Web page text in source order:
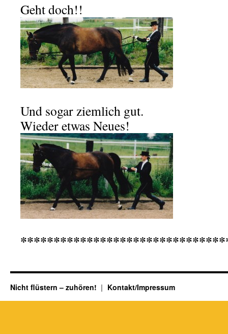
Geht doch!!
Und sogar ziemlich gut.
Wieder etwas Neues!
Nicht flüstern – zuhören! Kontakt/Impressum